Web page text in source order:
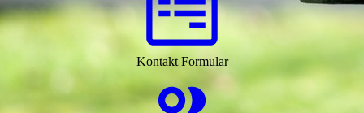
Kontakt Formular